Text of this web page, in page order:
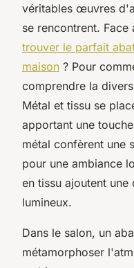
véritables œuvres
se rencontrent.
trouver le parfait
maison ? Pour
comprendre la
Métal et tissu se
apportant une
métal confèrent une
pour une ambiance
en tissu ajoutent
lumineux.
Dans le salon, un
métamorphoser